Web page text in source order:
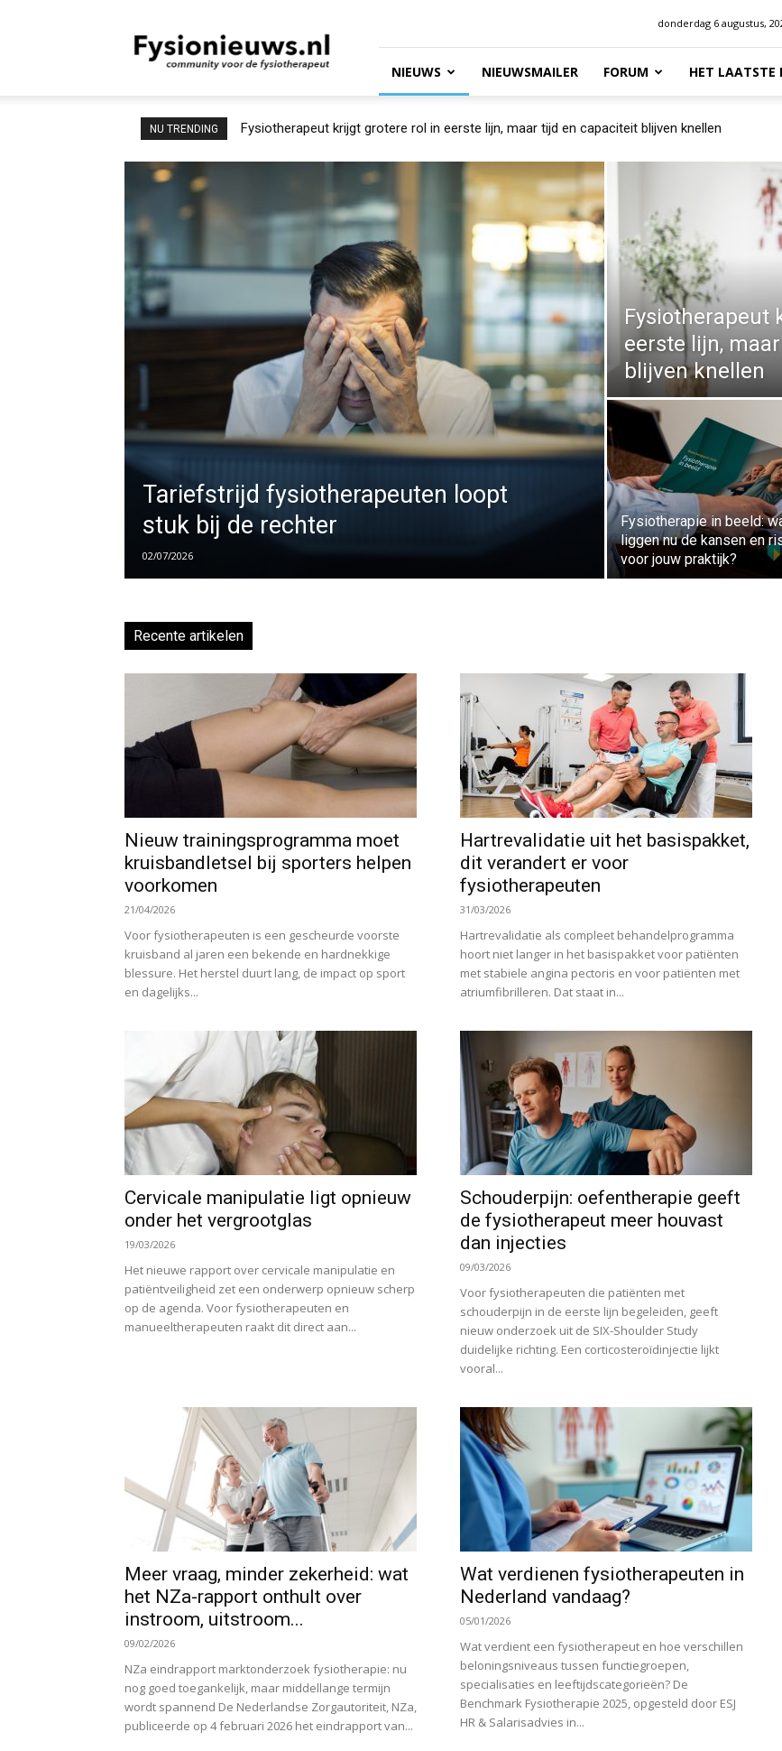
donderdag 6 augustus,
NIEUWS NIEUWSMAILER FORUM HET LAATSTE
NU TRENDING Fysiotherapeut krijgt grotere rol in eerste lijn, maar tijd en capaciteit blijven knellen
Fysiotherapie in beeld: waar liggen nu de kansen en risico’s voor jouw praktijk?
Tariefstrijd fysiotherapeuten loopt
stuk bij de rechter
02/07/2026
Fysiotherapeut
eerste lijn,
blijven knellen
Fysiotherapie in beeld:
liggen nu de kansen en
voor jouw praktijk?
Recente artikelen
Nieuw trainingsprogramma moet
kruisbandletsel bij sporters helpen
voorkomen
21/04/2026
Voor fysiotherapeuten is een gescheurde voorste
kruisband al jaren een bekende en hardnekkige
blessure. Het herstel duurt lang, de impact op sport
en dagelijks...
Hartrevalidatie uit het basispakket,
dit verandert er voor
fysiotherapeuten
31/03/2026
Hartrevalidatie als compleet behandelprogramma
hoort niet langer in het basispakket voor patiënten
met stabiele angina pectoris en voor patiënten met
atriumfibrilleren. Dat staat in...
Cervicale manipulatie ligt opnieuw
onder het vergrootglas
19/03/2026
Het nieuwe rapport over cervicale manipulatie en
patiëntveiligheid zet een onderwerp opnieuw scherp
op de agenda. Voor fysiotherapeuten en
manueeltherapeuten raakt dit direct aan...
Schouderpijn: oefentherapie geeft
de fysiotherapeut meer houvast
dan injecties
09/03/2026
Voor fysiotherapeuten die patiënten met
schouderpijn in de eerste lijn begeleiden, geeft
nieuw onderzoek uit de SIX-Shoulder Study
duidelijke richting. Een corticosteroïdinjectie lijkt
vooral...
Meer vraag, minder zekerheid: wat
het NZa-rapport onthult over
instroom, uitstroom...
09/02/2026
NZa eindrapport marktonderzoek fysiotherapie: nu
nog goed toegankelijk, maar middellange termijn
wordt spannend De Nederlandse Zorgautoriteit, NZa,
publiceerde op 4 februari 2026 het eindrapport van...
Wat verdienen fysiotherapeuten in
Nederland vandaag?
05/01/2026
Wat verdient een fysiotherapeut en hoe verschillen
beloningsniveaus tussen functiegroepen,
specialisaties en leeftijdscategorieën? De
Benchmark Fysiotherapie 2025, opgesteld door ESJ
HR & Salarisadvies in...